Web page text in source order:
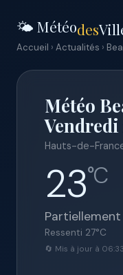
🌤️ Météodes
Accueil › Actualités ›
Météo
Hauts-de-
23°C
Partiellement
Ressenti 27°C
🔄 Mis à jour à 06:33